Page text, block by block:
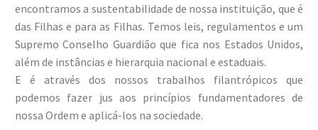
encontramos a sustentabilidade de nossa instituição, que é
das Filhas e para as Filhas. Temos leis, regulamentos e um
Supremo Conselho Guardião que fica nos Estados Unidos,
além de instâncias e hierarquia nacional e estaduais.
E é através dos nossos trabalhos filantrópicos que
podemos fazer jus aos princípios fundamentadores de
nossa Ordem e aplicá-los na sociedade.